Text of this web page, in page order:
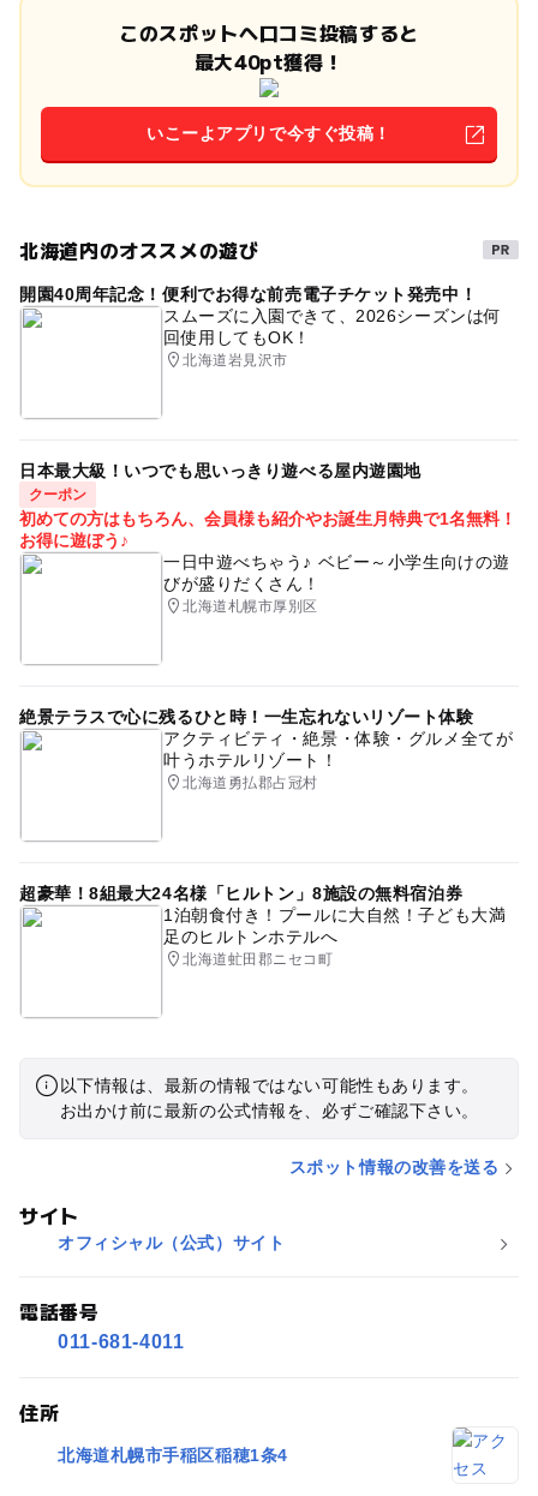
このスポットへ口コミ投稿すると
最大40pt獲得！
いこーよアプリで今すぐ投稿！
北海道内のオススメの遊び
開園40周年記念！便利でお得な前売電子チケット発売中！
スムーズに入園できて、2026シーズンは何
回使用してもOK！
北海道岩見沢市
日本最大級！いつでも思いっきり遊べる屋内遊園地
クーポン
初めての方はもちろん、会員様も紹介やお誕生月特典で1名無料！
お得に遊ぼう♪
一日中遊べちゃう♪ ベビー～小学生向けの遊
びが盛りだくさん！
北海道札幌市厚別区
絶景テラスで心に残るひと時！一生忘れないリゾート体験
アクティビティ・絶景・体験・グルメ全てが
叶うホテルリゾート！
北海道勇払郡占冠村
超豪華！8組最大24名様「ヒルトン」8施設の無料宿泊券
1泊朝食付き！プールに大自然！子ども大満
足のヒルトンホテルへ
北海道虻田郡ニセコ町
以下情報は、最新の情報ではない可能性もあります。
お出かけ前に最新の公式情報を、必ずご確認下さい。
スポット情報の改善を送る
サイト
オフィシャル（公式）サイト
電話番号
011-681-4011
住所
北海道札幌市手稲区稲穂1条4